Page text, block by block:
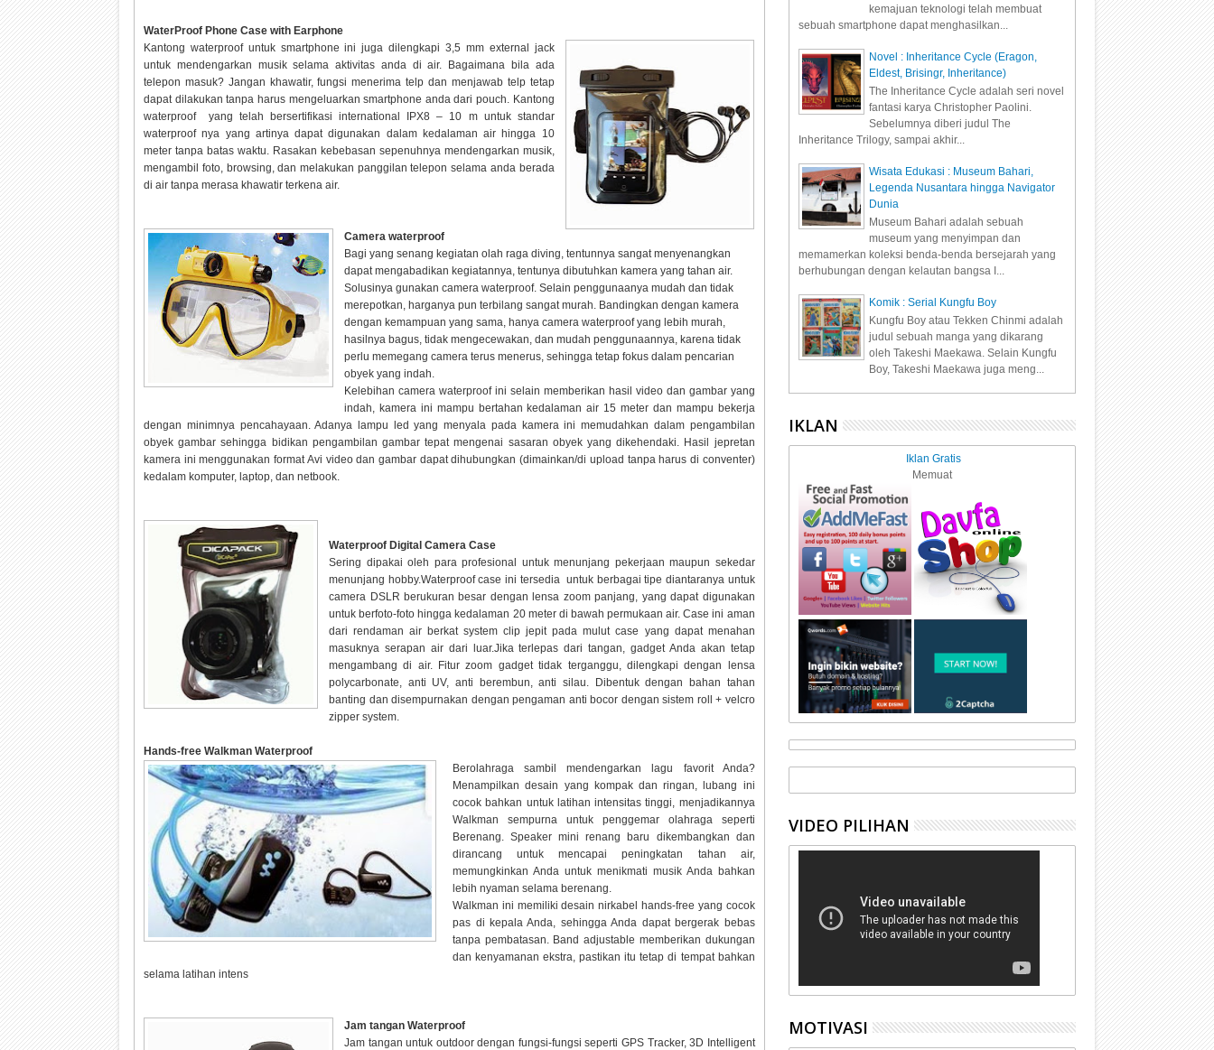
WaterProof Phone Case with Earphone
Kantong waterproof untuk smartphone ini juga dilengkapi 3,5 mm external jack
untuk mendengarkan musik selama aktivitas anda di air. Bagaimana bila ada
telepon masuk? Jangan khawatir, fungsi menerima telp dan menjawab telp tetap
dapat dilakukan tanpa harus mengeluarkan smartphone anda dari pouch. Kantong
waterproof yang telah bersertifikasi international IPX8 – 10 m untuk standar
waterproof nya yang artinya dapat digunakan dalam kedalaman air hingga 10
meter tanpa batas waktu. Rasakan kebebasan sepenuhnya mendengarkan musik,
mengambil foto, browsing, dan melakukan panggilan telepon selama anda berada
di air tanpa merasa khawatir terkena air.
Camera waterproof
Bagi yang senang kegiatan olah raga diving, tentunnya sangat menyenangkan
dapat mengabadikan kegiatannya, tentunya dibutuhkan kamera yang tahan air.
Solusinya gunakan camera waterproof. Selain penggunaanya mudah dan tidak
merepotkan, harganya pun terbilang sangat murah. Bandingkan dengan kamera
dengan kemampuan yang sama, hanya camera waterproof yang lebih murah,
hasilnya bagus, tidak mengecewakan, dan mudah penggunaannya, karena tidak
perlu memegang camera terus menerus, sehingga tetap fokus dalam pencarian
obyek yang indah.
Kelebihan camera waterproof ini selain memberikan hasil video dan gambar yang
indah, kamera ini mampu bertahan kedalaman air 15 meter dan mampu bekerja
dengan minimnya pencahayaan. Adanya lampu led yang menyala pada kamera ini memudahkan dalam pengambilan
obyek gambar sehingga bidikan pengambilan gambar tepat mengenai sasaran obyek yang dikehendaki. Hasil jepretan
kamera ini menggunakan format Avi video dan gambar dapat dihubungkan (dimainkan/di upload tanpa harus di conventer)
kedalam komputer, laptop, dan netbook.
Waterproof Digital Camera Case
Sering dipakai oleh para profesional untuk menunjang pekerjaan maupun sekedar
menunjang hobby.Waterproof case ini tersedia untuk berbagai tipe diantaranya untuk
camera DSLR berukuran besar dengan lensa zoom panjang, yang dapat digunakan
untuk berfoto-foto hingga kedalaman 20 meter di bawah permukaan air. Case ini aman
dari rendaman air berkat system clip jepit pada mulut case yang dapat menahan
masuknya serapan air dari luar.Jika terlepas dari tangan, gadget Anda akan tetap
mengambang di air. Fitur zoom gadget tidak terganggu, dilengkapi dengan lensa
polycarbonate, anti UV, anti berembun, anti silau. Dibentuk dengan bahan tahan
banting dan disempurnakan dengan pengaman anti bocor dengan sistem roll + velcro
zipper system.
Hands-free WalkmanWaterproof
Berolahraga sambil mendengarkan lagu favorit Anda?
Menampilkan desain yang kompak dan ringan, lubang ini
cocok bahkan untuk latihan intensitas tinggi, menjadikannya
Walkman sempurna untuk penggemar olahraga seperti
Berenang. Speaker mini renang baru dikembangkan dan
dirancang untuk mencapai peningkatan tahan air,
memungkinkan Anda untuk menikmati musik Anda bahkan
lebih nyaman selama berenang.
Walkman ini memiliki desain nirkabel hands-free yang cocok
pas di kepala Anda, sehingga Anda dapat bergerak bebas
tanpa pembatasan. Band adjustable memberikan dukungan
dan kenyamanan ekstra, pastikan itu tetap di tempat bahkan
selama latihan intens
Jam tangan Waterproof
Jam tangan untuk outdoor dengan fungsi-fungsi seperti GPS Tracker, 3D Intelligent
kemajuan teknologi telah membuat
sebuah smartphone dapat menghasilkan...
Novel : Inheritance Cycle (Eragon,
Eldest, Brisingr, Inheritance)
The Inheritance Cycle adalah seri novel
fantasi karya Christopher Paolini.
Sebelumnya diberi judul The
Inheritance Trilogy, sampai akhir...
Wisata Edukasi : Museum Bahari,
Legenda Nusantara hingga Navigator
Dunia
Museum Bahari adalah sebuah
museum yang menyimpan dan
memamerkan koleksi benda-benda bersejarah yang
berhubungan dengan kelautan bangsa I...
Komik : Serial Kungfu Boy
Kungfu Boy atau Tekken Chinmi adalah
judul sebuah manga yang dikarang
oleh Takeshi Maekawa. Selain Kungfu
Boy, Takeshi Maekawa juga meng...
IKLAN
Iklan Gratis
Memuat
VIDEO PILIHAN
MOTIVASI